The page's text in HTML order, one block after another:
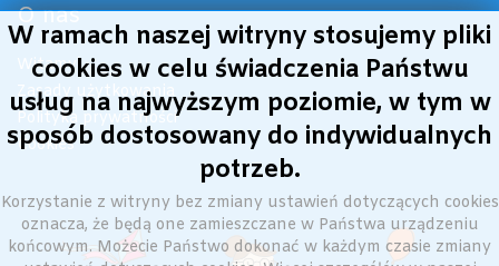
W ramach naszej witryny stosujemy pliki
cookies w celu świadczenia Państwu
usług na najwyższym poziomie, w tym w
sposób dostosowany do indywidualnych
potrzeb.
Korzystanie z witryny bez zmiany ustawień dotyczących cookies
oznacza, że będą one zamieszczane w Państwa urządzeniu
końcowym. Możecie Państwo dokonać w każdym czasie zmiany
O nas
Witamy!
Zasady użytkowania
Polityka prywatności
Cookies